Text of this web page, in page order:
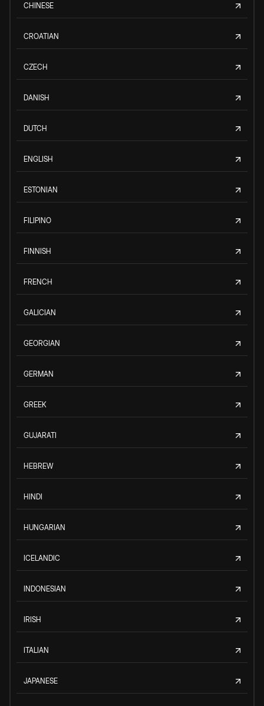
CHINESE
CROATIAN
CZECH
DANISH
DUTCH
ENGLISH
ESTONIAN
FILIPINO
FINNISH
FRENCH
GALICIAN
GEORGIAN
GERMAN
GREEK
GUJARATI
HEBREW
HINDI
HUNGARIAN
ICELANDIC
INDONESIAN
IRISH
ITALIAN
JAPANESE